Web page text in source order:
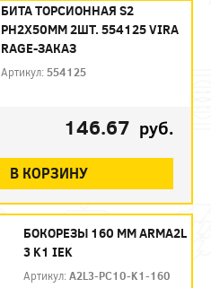
БИТА ТОРСИОННАЯ S2
PH2X50ММ 2ШТ. 554125 VIRA
RAGE-ЗАКАЗ
Артикул: 554125
146.67 руб.
В КОРЗИНУ
БОКОРЕЗЫ 160 ММ ARMA2L
3 K1 IEK
Артикул:A2L3-PC10-K1-160